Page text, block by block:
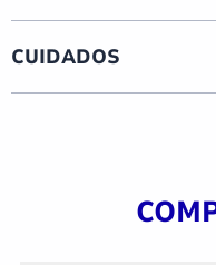
CUIDADOS